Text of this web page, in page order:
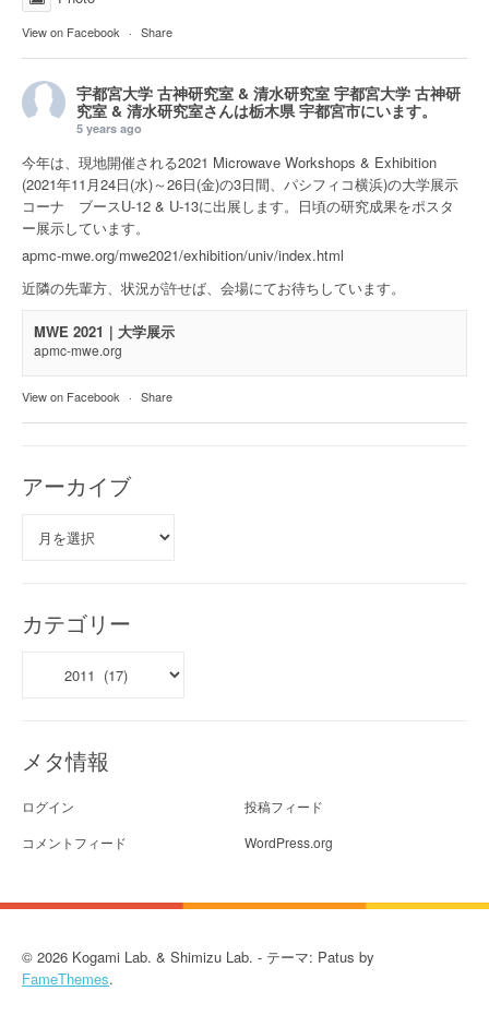
View on Facebook · Share
宇都宮大学 古神研究室 & 清水研究室 宇都宮大学 古神研
究室 & 清水研究室さんは栃木県 宇都宮市にいます。
5 years ago
今年は、現地開催される2021 Microwave Workshops & Exhibition
(2021年11月24日(水)～26日(金)の3日間、パシフィコ横浜)の大学展示
コーナ ブースU-12 & U-13に出展します。日頃の研究成果をポスタ
ー展示しています。
apmc-mwe.org/mwe2021/exhibition/univ/index.html
近隣の先輩方、状況が許せば、会場にてお待ちしています。
MWE 2021｜大学展示
apmc-mwe.org
View on Facebook · Share
アーカイブ
カテゴリー
メタ情報
ログイン
投稿フィード
コメントフィード
WordPress.org
© 2026 Kogami Lab. & Shimizu Lab. - テーマ: Patus by
FameThemes.